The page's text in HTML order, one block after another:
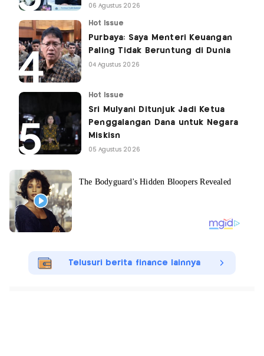
06 Agustus 2026
Hot Issue
Purbaya: Saya Menteri Keuangan
Paling Tidak Beruntung di Dunia
04 Agustus 2026
Hot Issue
Sri Mulyani Ditunjuk Jadi Ketua
Penggalangan Dana untuk Negara
Miskisn
05 Agustus 2026
Telusuri berita finance lainnya